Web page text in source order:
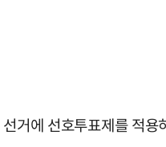
거에 선호투표제를 적